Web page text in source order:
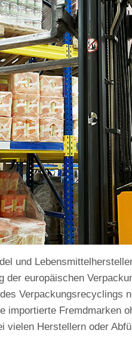
und
der europäischen
Verpackungsrecyclings
importierte Fremdmarken
vielen Herstellern oder